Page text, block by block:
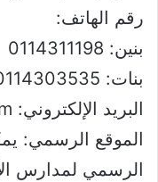
رقم الهاتف:
بنين: 0114311198
بنات: 0114303535
البريد الإلكتروني: info@alommahschools.com
الموقع الرسمي:
الرسمي لمدارس